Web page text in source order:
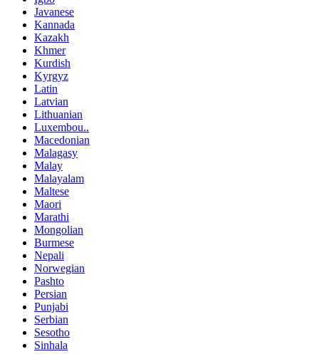
Javanese
Kannada
Kazakh
Khmer
Kurdish
Kyrgyz
Latin
Latvian
Lithuanian
Luxembou..
Macedonian
Malagasy
Malay
Malayalam
Maltese
Maori
Marathi
Mongolian
Burmese
Nepali
Norwegian
Pashto
Persian
Punjabi
Serbian
Sesotho
Sinhala